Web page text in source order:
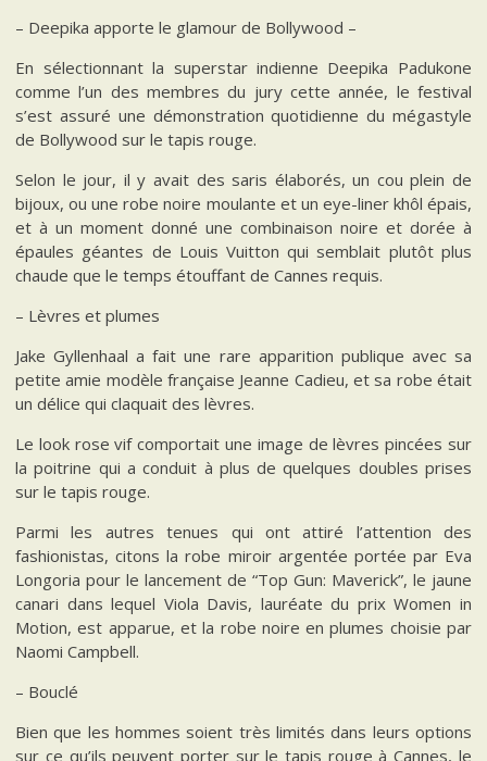
– Deepika apporte le glamour de Bollywood –
En sélectionnant la superstar indienne Deepika Padukone
comme l’un des membres du jury cette année, le festival
s’est assuré une démonstration quotidienne du mégastyle
de Bollywood sur le tapis rouge.
Selon le jour, il y avait des saris élaborés, un cou plein de
bijoux, ou une robe noire moulante et un eye-liner khôl épais,
et à un moment donné une combinaison noire et dorée à
épaules géantes de Louis Vuitton qui semblait plutôt plus
chaude que le temps étouffant de Cannes requis.
– Lèvres et plumes
Jake Gyllenhaal a fait une rare apparition publique avec sa
petite amie modèle française Jeanne Cadieu, et sa robe était
un délice qui claquait des lèvres.
Le look rose vif comportait une image de lèvres pincées sur
la poitrine qui a conduit à plus de quelques doubles prises
sur le tapis rouge.
Parmi les autres tenues qui ont attiré l’attention des
fashionistas, citons la robe miroir argentée portée par Eva
Longoria pour le lancement de “Top Gun: Maverick”, le jaune
canari dans lequel Viola Davis, lauréate du prix Women in
Motion, est apparue, et la robe noire en plumes choisie par
Naomi Campbell.
– Bouclé
Bien que les hommes soient très limités dans leurs options
sur ce qu’ils peuvent porter sur le tapis rouge à Cannes, le